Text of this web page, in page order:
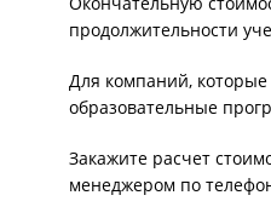
продолжительности
Для компаний, которые
образовательные
Закажите расчет
менеджером по